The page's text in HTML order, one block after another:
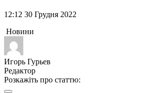
12:12 30 Грудня 2022
Новини
Игорь Гурьев
Редактор
Розкажіть про статтю: